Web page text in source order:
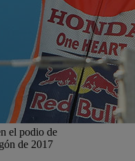
el podio de
de 2017